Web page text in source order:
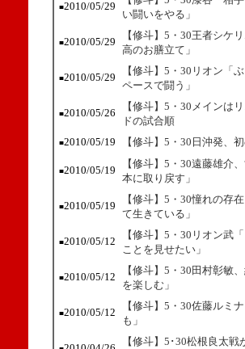
■2010/05/29
い闘いをやる」
■2010/05/29
【修斗】5・30王者シケ
高のお膳立て」
■2010/05/29
【修斗】5・30リオン「
ペースで闘う」
■2010/05/26
【修斗】5・30メインは
ドの試合順
■2010/05/19 【修斗】5・30日沖発、
■2010/05/19
【修斗】5・30遠藤雄介
本に取り戻す」
■2010/05/19
【修斗】5・30憧れの存
て生きている」
■2010/05/12
【修斗】5・30リオン武
ことを見せたい」
■2010/05/12
【修斗】5・30田村彰敏
を楽しむ」
■2010/05/12
【修斗】5・30佐藤ルミ
も」
【修斗】5･30松根良太